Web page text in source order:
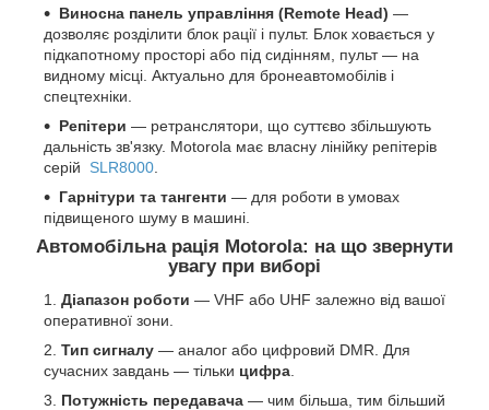
Виносна панель управління (Remote Head) —
дозволяє розділити блок рації і пульт. Блок ховається у
підкапотному просторі або під сидінням, пульт — на
видному місці. Актуально для бронеавтомобілів і
спецтехніки.
Репітери — ретранслятори, що суттєво збільшують
дальність зв'язку. Motorola має власну лінійку репітерів
серій SLR8000
Гарнітури та тангенти — для роботи в умовах
підвищеного шуму в машині.
Автомобільна рація Motorola: на що звернути
увагу при виборі
Діапазон роботи — VHF або UHF залежно від вашої
оперативної зони.
Тип сигналу — аналог або цифровий DMR. Для
сучасних завдань — тільки цифра
Потужність передавача — чим більша, тим більший